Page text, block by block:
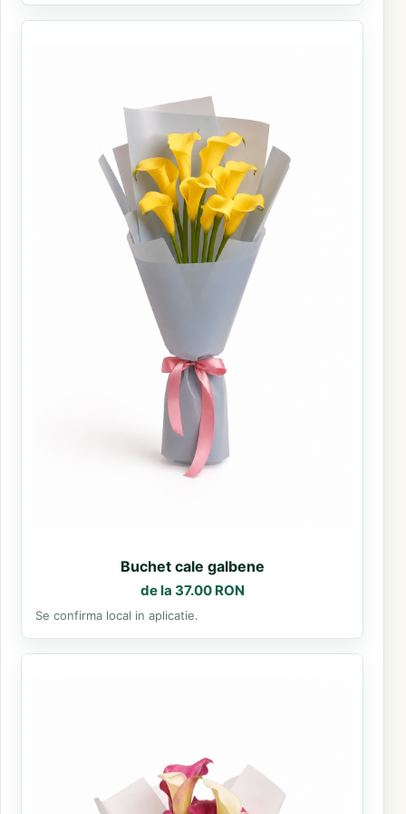
Buchet cale galbene
de la 37.00 RON
Se confirma local in aplicatie.